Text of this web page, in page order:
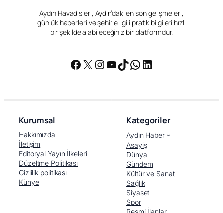
Aydın Havadisleri, Aydın’daki en son gelişmeleri,
günlük haberleri ve şehirle ilgili pratik bilgileri hızlı
bir şekilde alabileceğiniz bir platformdur.
Facebook
X Instagram
YouTube
TikTok
WhatsApp
LinkedIn
Kurumsal
Hakkımızda
İletişim
Editoryal Yayın İlkeleri
Düzeltme Politikası
Gizlilik politikası
Künye
Kategoriler
Aydın Haber
Asayiş
Dünya
Gündem
Kültür ve Sanat
Sağlık
Siyaset
Spor
Resmi İlanlar